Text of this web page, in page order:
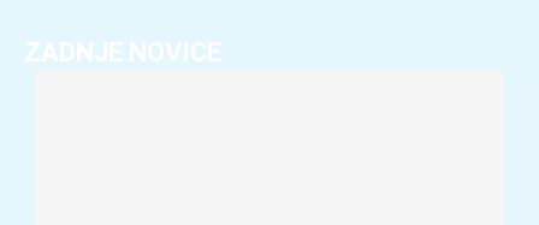
ZADNJE NOVICE